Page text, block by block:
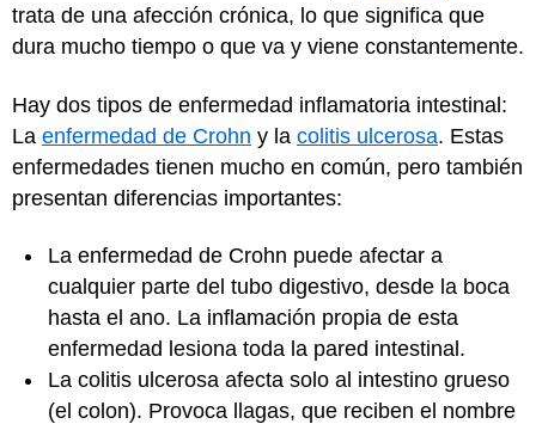
trata de una afección crónica, lo que significa que
dura mucho tiempo o que va y viene constantemente.
Hay dos tipos de enfermedad inflamatoria intestinal:
La enfermedad de Crohn y la colitis ulcerosa. Estas
enfermedades tienen mucho en común, pero también
presentan diferencias importantes:
La enfermedad de Crohn puede afectar a
cualquier parte del tubo digestivo, desde la boca
hasta el ano. La inflamación propia de esta
enfermedad lesiona toda la pared intestinal.
La colitis ulcerosa afecta solo al intestino grueso
(el colon). Provoca llagas, que reciben el nombre